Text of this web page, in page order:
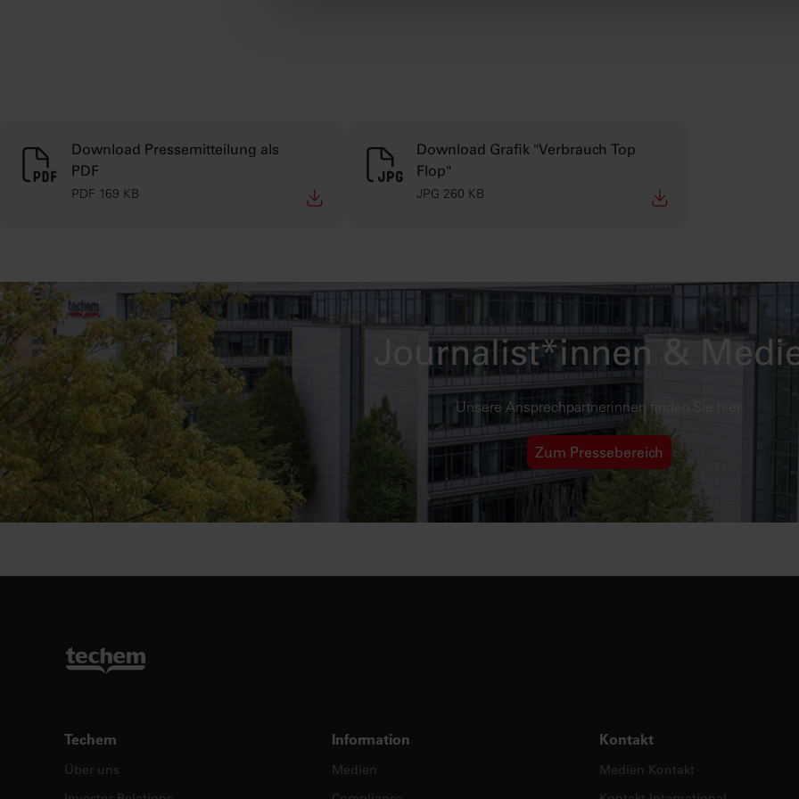
Download Pressemitteilung als
PDF
PDF 169 KB
Download Grafik "Verbrauch Top
Flop"
JPG 260 KB
Journalist*innen &
Unsere Ansprechpartnerinnen finden Sie hier.
Zum Pressebereich
Techem
Über uns
Information
Medien
Kontakt
Medien Kontakt